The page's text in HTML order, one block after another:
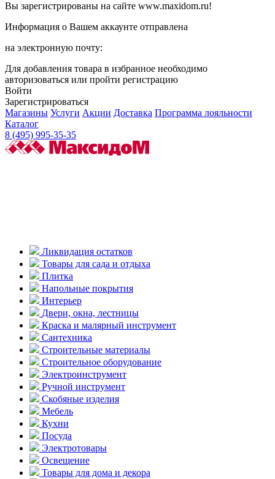
Вы зарегистрированы на сайте www.maxidom.ru!
Информация о Вашем аккаунте отправлена
на электронную почту:
Для добавления товара в избранное необходимо
авторизоваться или пройти регистрацию
Войти
Зарегистрироваться
Магазины Услуги Акции Доставка Программа лояльности
Каталог
8 (495) 995-35-35
Ликвидация остатков
Товары для сада и отдыха
Плитка
Напольные покрытия
Интерьер
Двери, окна, лестницы
Краска и малярный инструмент
Сантехника
Строительные материалы
Строительное оборудование
Электроинструмент
Ручной инструмент
Скобяные изделия
Мебель
Кухни
Посуда
Электротовары
Освещение
Товары для дома и декора